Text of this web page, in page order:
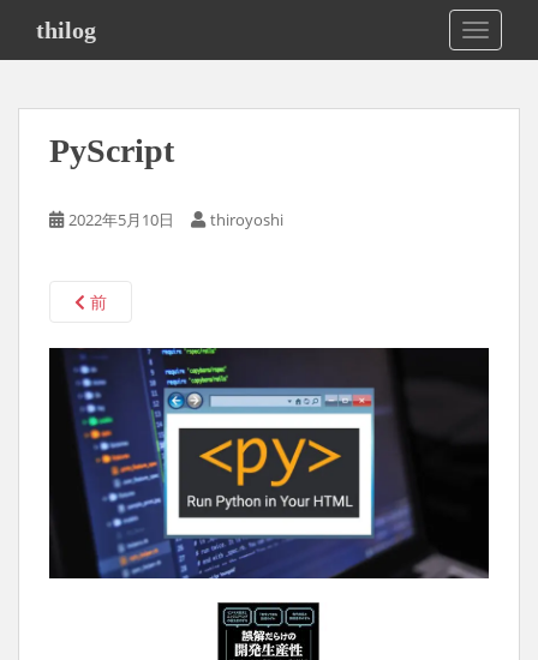
i
thilog
PyScript
2022年5月10日 thiroyoshi
前